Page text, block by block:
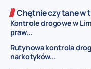
Chętnie czytane w
Kontrole drogowe w
praw...
Rutynowa kontrola
narkotyków...